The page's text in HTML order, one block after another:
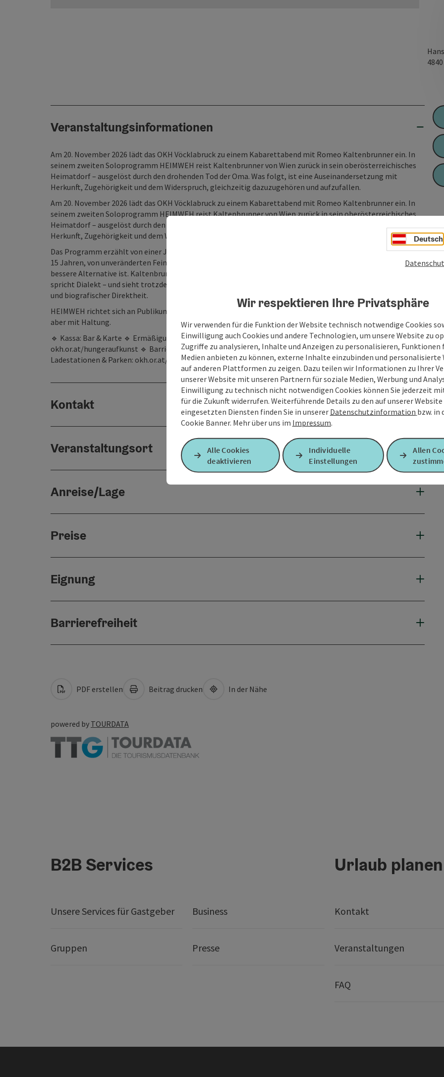
4840
Veranstaltungsinformationen
Am 20. November 2026 lädt das OKH Vöcklabruck zu einem Kabarettabend mit Romeo Kaltenbrunner ein. In
seinem zweiten Soloprogramm HEIMWEH reist Kaltenbrunner von Wien zurück in sein oberösterreichisches
Heimatdorf – ausgelöst durch den drohenden Tod der Oma. Was folgt, ist eine Auseinandersetzung mit
Herkunft, Zugehörigkeit und dem Widerspruch, gleichzeitig dazuzugehören und aufzufallen.
Am 20. November 2026 lädt das OKH Vöcklabruck zu einem Kabarettabend mit Romeo Kaltenbrunner ein. In
seinem zweiten Soloprogramm HEIMWEH reist Kaltenbrunner von Wien zurück in sein oberösterreichisches
Heimatdorf – ausgelöst durch den drohenden Tod der Oma. Was folgt, ist eine Auseinandersetzung mit
Herkunft, Zugehörigkeit und dem Widerspruch, gleichzeitig dazuzugehören und aufzufallen.
Das Programm erzählt von einer Jugendliebe, die nicht sein durfte, vom Zeltfest mit derselben Band wie vor
15 Jahren, von unveränderten Feindbildern – und von der Frage, ob Wien mit seiner Liberalität wirklich die
bessere Alternative ist. Kaltenbrunner wuchs am Land auf, trägt einen österreichischen Familiennamen,
spricht Dialekt – und sieht trotzdem fremd aus. Diesen Widerspruch verarbeitet er mit Alltagsbeobachtung
und biografischer Direktheit.
HEIMWEH richtet sich an Publikum, das Kabarett mit gesellschaftlichem Inhalt schätzt – ohne Belehrung,
aber mit Haltung.
🔹 Kassa: Bar & Karte 🔹 Ermäßigungen: Jugendticket bis 18 Jahre, Hunger auf Kunst und Kultur:
okh.or.at/hungeraufkunst 🔹 Barrierefreier Zugang und Toiletten 🔹 Wickeltisch vorhanden 🔹 Anreise,
Ladestationen & Parken: okh.or.at/anfahrt 🔹 Veranstaltung nach Green Event Standard: okh.or.at/greenevent
Kontakt
Veranstaltungsort
Anreise/Lage
Preise
Eignung
Barrierefreiheit
PDF erstellen Beitrag drucken In der Nähe
powered by TOURDATA
B2B Services
Unsere Services für Gastgeber Business
Gruppen Presse
Urlaub
Kontakt
Veranstaltungen
FAQ
Deutsch
Wir respektieren Ihre Privatsphäre
Wir verwenden für die Funktion der Website technisch notwendige Cookies
Einwilligung auch Cookies und andere Technologien, um unsere Website zu
Zugriffe zu analysieren, Inhalte und Anzeigen zu personalisieren, Funktionen
Medien anbieten zu können, externe Inhalte einzubinden und personalisierte
auf anderen Plattformen zu zeigen. Dazu teilen wir Informationen zu Ihrer
unserer Website mit unseren Partnern für soziale Medien, Werbung und
Einwilligung zu technisch nicht notwendigen Cookies können Sie jederzeit
für die Zukunft widerrufen. Weiterführende Details zu den auf unserer Website
eingesetzten Diensten finden Sie in unserer Datenschutzinformation bzw. in
Cookie Banner. Mehr über uns im Impressum.
Alle Cookies
deaktivieren
Individuelle
Einstellungen
Allen